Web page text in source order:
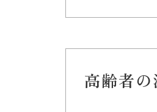
高齢者の